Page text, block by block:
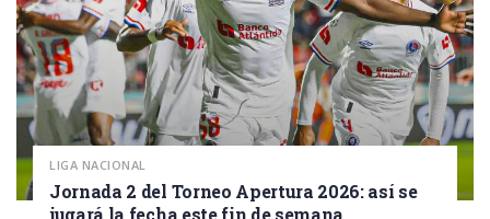
LIGA NACIONAL
Jornada 2 del Torneo Apertura 2026: así se